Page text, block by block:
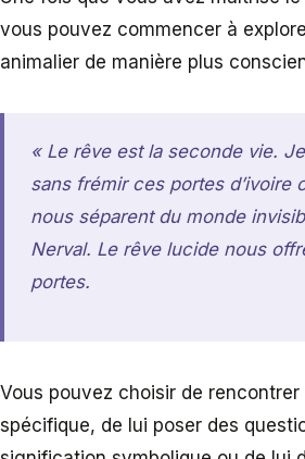
vous pouvez commencer à
animalier de manière plus
« Le rêve est la seconde vie.
sans frémir ces portes d’ivoire
nous séparent du monde
Nerval. Le rêve lucide nous
portes.
Vous pouvez choisir de rencontrer
spécifique, de lui poser des